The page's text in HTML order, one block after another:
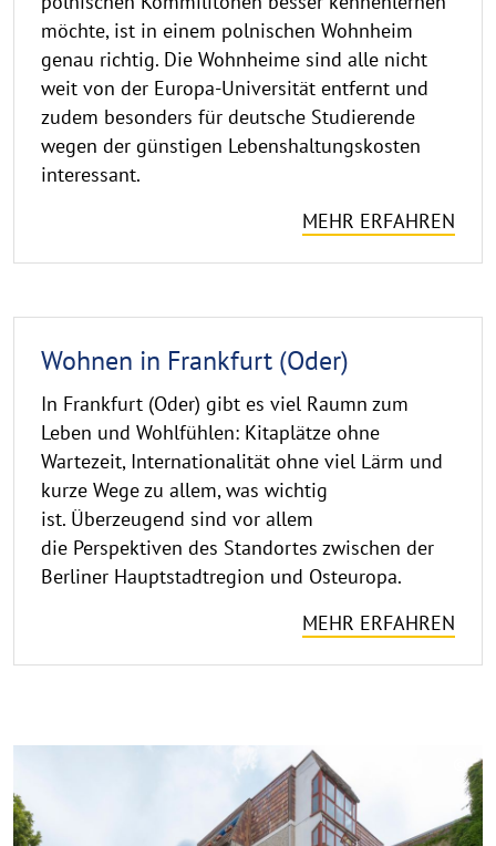
möchte, ist in einem polnischen Wohnheim
genau richtig. Die Wohnheime sind alle nicht
weit von der Europa-Universität entfernt und
zudem besonders für deutsche Studierende
wegen der günstigen Lebenshaltungskosten
interessant.
MEHR ERFAHREN
Wohnen in Frankfurt (Oder)
In Frankfurt (Oder) gibt es viel Raumn zum
Leben und Wohlfühlen: Kitaplätze ohne
Wartezeit, Internationalität ohne viel Lärm und
kurze Wege zu allem, was wichtig
ist. Überzeugend sind vor allem
die Perspektiven des Standortes zwischen der
Berliner Hauptstadtregion und Osteuropa.
MEHR ERFAHREN
verbuendungshaus
fforst